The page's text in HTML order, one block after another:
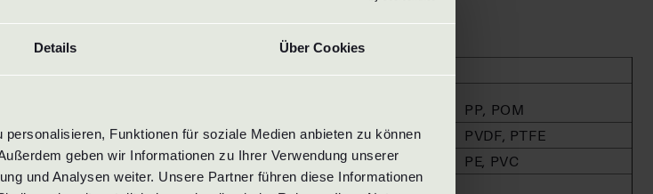
Details Über Cookies
Funktionen für soziale Medien anbieten zu können
geben wir Informationen zu Ihrer Verwendung unserer
und Analysen weiter. Unsere Partner führen diese Informationen
Werkstoffe
PP, POM
1.4404 / 316L
Titan
PVDF, PTFE
1.4571 / 316Ti
Superduplex
PE, PVC
1.4841 / 314
Hastelloy